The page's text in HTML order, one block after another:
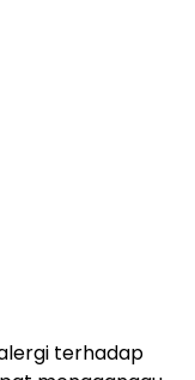
terhadap